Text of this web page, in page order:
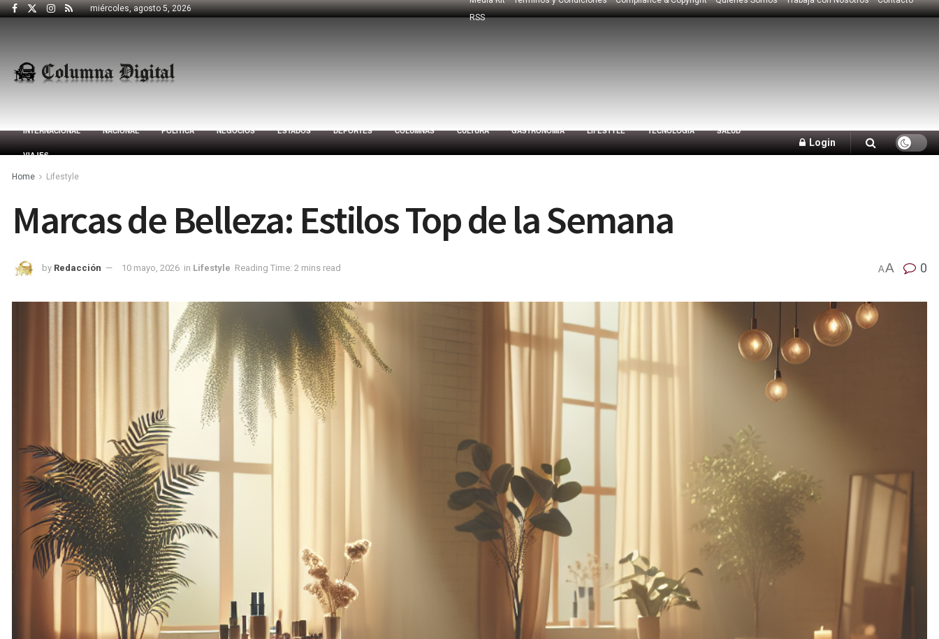
miércoles, agosto 5, 2026
RSS
INTERNACIONAL NACIONAL POLÍTICA NEGOCIOS ESTADOS DEPORTES COLUMNAS CULTURA GASTRONOMÍA LIFESTYLE TECNOLOGÍA SALUD
VIAJES
Login
Home Lifestyle
Marcas de Belleza: Estilos Top de la Semana
by Redacción 10 mayo, 2026 in Lifestyle Reading Time: 2 mins read AA 0